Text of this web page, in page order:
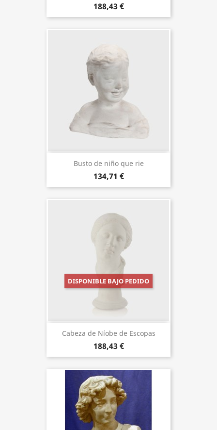
188,43 €
Busto de niño que rie
134,71 €
Cabeza de Níobe de Escopas
188,43 €
DISPONIBLE BAJO PEDIDO